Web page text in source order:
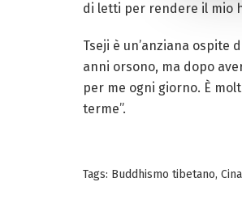
di letti per rendere il mio
Tseji è un’anziana ospite
anni orsono, ma dopo
per me ogni giorno. È
terme”.
Tags: Buddhismo tibetano, Cina